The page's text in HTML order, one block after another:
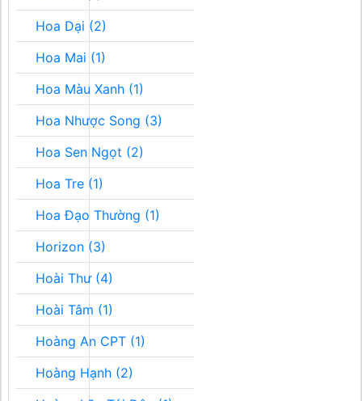
Hoa Dại (2)
Hoa Mai (1)
Hoa Màu Xanh (1)
Hoa Nhược Song (3)
Hoa Sen Ngọt (2)
Hoa Tre (1)
Hoa Đạo Thường (1)
Horizon (3)
Hoài Thư (4)
Hoài Tâm (1)
Hoàng An CPT (1)
Hoàng Hạnh (2)